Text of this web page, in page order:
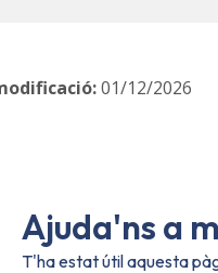
:01/12/2026
Ajuda'ns a
T'ha estat útil aquesta